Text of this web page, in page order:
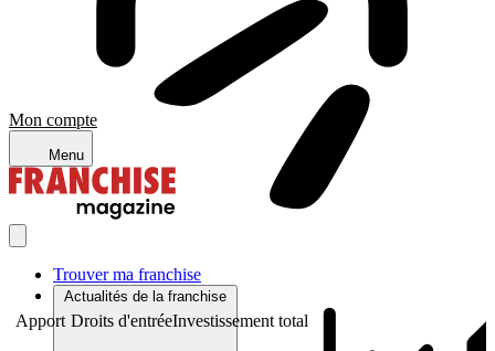
Mon compte
Menu
Trouver ma franchise
Actualités de la franchise
Apport Droits d'entréeInvestissement total